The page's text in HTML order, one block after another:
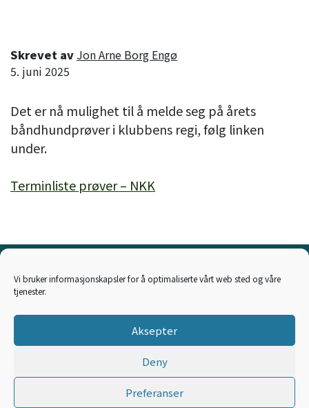
Vi bruker informasjonskapsler for å optimaliserte vårt web sted og våre
tjenester.
Aksepter
Deny
Preferanser
Skrevet av Jon Arne Borg Engø
5. juni 2025
Det er nå mulighet til å melde seg på årets
båndhundprøver i klubbens regi, følg linken
under.
Terminliste prøver – NKK
Kontakt oss
Sekretær
Carl Uthus